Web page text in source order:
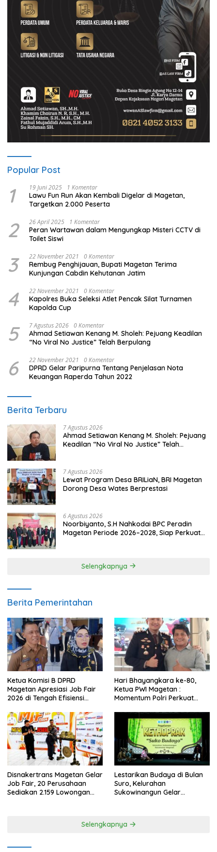
Popular Post
1 19 Juni 2025 1 Komentar
Lawu Fun Run Akan Kembali Digelar di Magetan,
Targetkan 2.000 Peserta
2 26 April 2025 1 Komentar
Peran Wartawan dalam Mengungkap Misteri CCTV di
Toilet Siswi
3 22 November 2021 0 Komentar
Rembug Penghijauan, Bupati Magetan Terima
Kunjungan Cabdin Kehutanan Jatim
4 22 November 2021 0 Komentar
Kapolres Buka Seleksi Atlet Pencak Silat Turnamen
Kapolda Cup
5 7 Agustus 2026 0 Komentar
Ahmad Setiawan Kenang M. Sholeh: Pejuang Keadilan
“No Viral No Justice” Telah Berpulang
6 22 November 2021 0 Komentar
DPRD Gelar Paripurna Tentang Penjelasan Nota
Keuangan Raperda Tahun 2022
Berita Terbaru
7 Agustus 2026
Ahmad Setiawan Kenang M. Sholeh: Pejuang
Keadilan “No Viral No Justice” Telah
7 Agustus 2026
Lewat Program Desa BRILiaN, BRI Magetan
Dorong Desa Wates Berprestasi
6 Agustus 2026
Noorbiyanto, S.H Nahkodai BPC Peradin
Magetan Periode 2026–2028, Siap Perkuat
Selengkapnya
Berita Pemerintahan
Ketua Komisi B DPRD
Magetan Apresiasi Job Fair
2026 di Tengah Efisiensi
Hari Bhayangkara ke-80,
Ketua PWI Magetan :
Momentum Polri Perkuat
Disnakertrans Magetan Gelar
Job Fair, 20 Perusahaan
Sediakan 2.159 Lowongan
Lestarikan Budaya di Bulan
Suro, Kelurahan
Sukowinangun Gelar
Selengkapnya